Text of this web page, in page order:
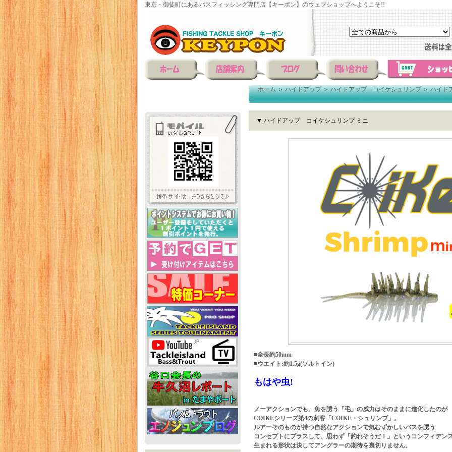
東京・御徒町にあるバスフィッシング専門店【キーポン】のウェブショップへようこそ!!
ホーム＞ハイドアップ＞ハイドアップ コイケシュリンプ＞ハイド
ニ
▼ ハイドアップ コイケシュリンプ ミニ
■全長約50mm
■ウエイト:約1.5g(ソルトイン)
もはや虫!
ノーアクションでも、魚を誘う「毛」の威力はそのままに進化したのが
COIKEシリーズ第4の刺客「COIKE・シュリンプ」。
ルアーそのものが持つ自然なアクションで気むずかしいバスを誘う
コンセプトにプラスして、思わず「釣れそうだ！」というコンフィデン
生まれる形状は決してアングラーの期待を裏切りません。